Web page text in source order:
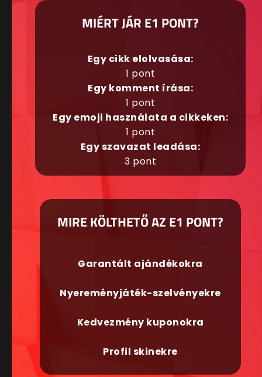
MIÉRT JÁR E1 PONT?
Egy cikk elolvasása:
1 pont
Egy komment írása:
1 pont
Egy emoji használata a cikkeken:
1 pont
Egy szavazat leadása:
3 pont
MIRE KÖLTHETŐ AZ E1 PONT?
Garantált ajándékokra
Nyereményjáték-szelvényekre
Kedvezmény kuponokra
Profil skinekre